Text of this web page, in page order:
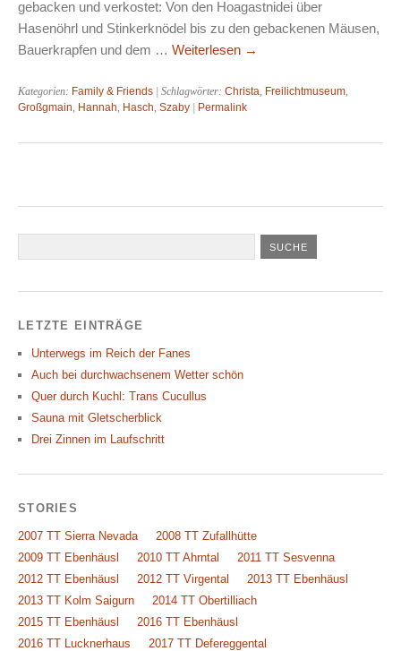
gebacken und verkostet: Von den Hoagastnidei über
Hasenöhrl und Stinkerknödel bis zu den gebackenen Mäusen,
Bauerkrapfen und dem … Weiterlesen →
Kategorien: Family & Friends | Schlagwörter: Christa, Freilichtmuseum,
Großgmain, Hannah, Hasch, Szaby Permalink
LETZTE EINTRÄGE
Unterwegs im Reich der Fanes
Auch bei durchwachsenem Wetter schön
Quer durch Kuchl: Trans Cucullus
Sauna mit Gletscherblick
Drei Zinnen im Laufschritt
STORIES
2007 TT Sierra Nevada
2008 TT Zufallhütte
2009 TT Ebenhäusl
2010 TT Ahrntal
2011 TT Sesvenna
2012 TT Ebenhäusl
2012 TT Virgental
2013 TT Ebenhäusl
2013 TT Kolm Saigurn
2014 TT Obertilliach
2015 TT Ebenhäusl
2016 TT Ebenhäusl
2016 TT Lucknerhaus
2017 TT Defereggental